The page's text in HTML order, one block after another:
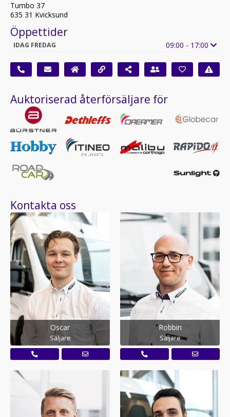
Tumbo 37
635 31 Kvicksund
Öppettider
IDAG FREDAG 09:00 - 17:00
Auktoriserad återförsäljare för
Kontakta oss
Oscar
Säljare
Robbin
Säljare